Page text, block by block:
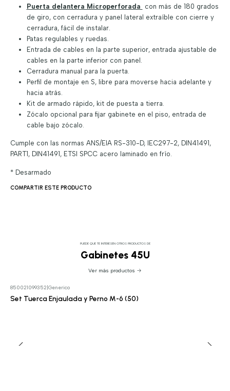
Puerta delantera Microperforada
con más de 180 grados
de giro, con cerradura y panel lateral extraíble con cierre y
cerradura, fácil de instalar.
Patas regulables y ruedas.
Entrada de cables en la parte superior, entrada ajustable de
cables en la parte inferior con panel.
Cerradura manual para la puerta.
Perfil de montaje en S, libre para moverse hacia adelante y
hacia atrás.
Kit de armado rápido, kit de puesta a tierra.
Zócalo opcional para fijar gabinete en el piso, entrada de
cable bajo zócalo.
Cumple con las normas ANS/EIA RS-310-D, IEC297-2, DIN41491,
PART1, DIN41491, ETSI SPCC acero laminado en frío.
* Desarmado
COMPARTIR ESTE PRODUCTO
PUEDE QUE TE INTERESEN OTROS PRODUCTOS DE
Gabinetes 45U
Ver más productos
850021099352 Generico
Set Tuerca Enjaulada y Perno M-6 (50)